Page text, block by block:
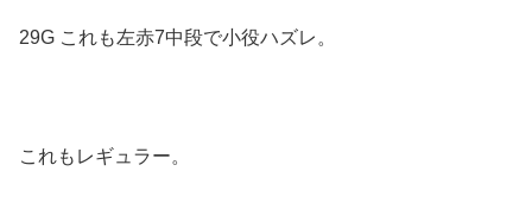
29G これも左赤7中段で小役ハズレ。
これもレギュラー。